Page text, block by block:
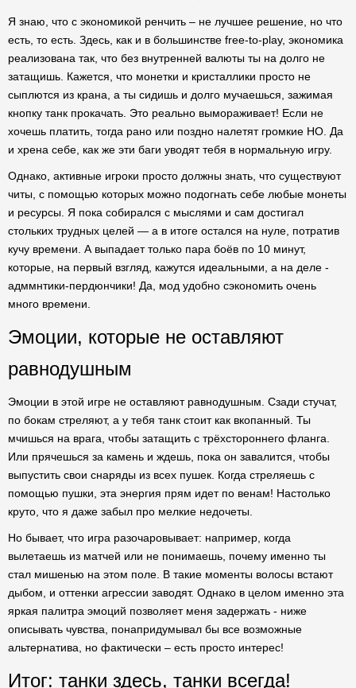
Я знаю, что с экономикой ренчить – не лучшее решение, но что
есть, то есть. Здесь, как и в большинстве free-to-play, экономика
реализована так, что без внутренней валюты ты на долго не
затащишь. Кажется, что монетки и кристаллики просто не
сыплются из крана, а ты сидишь и долго мучаешься, зажимая
кнопку танк прокачать. Это реально вымораживает! Если не
хочешь платить, тогда рано или поздно налетят громкие НО. Да
и хрена себе, как же эти баги уводят тебя в нормальную игру.
Однако, активные игроки просто должны знать, что существуют
читы, с помощью которых можно подогнать себе любые монеты
и ресурсы. Я пока собирался с мыслями и сам достигал
стольких трудных целей — а в итоге остался на нуле, потратив
кучу времени. А выпадает только пара боёв по 10 минут,
которые, на первый взгляд, кажутся идеальными, а на деле -
адммнтики-пердюнчики! Да, мод удобно сэкономить очень
много времени.
Эмоции, которые не оставляют
равнодушным
Эмоции в этой игре не оставляют равнодушным. Сзади стучат,
по бокам стреляют, а у тебя танк стоит как вкопанный. Ты
мчишься на врага, чтобы затащить с трёхстороннего фланга.
Или прячешься за камень и ждешь, пока он завалится, чтобы
выпустить свои снаряды из всех пушек. Когда стреляешь с
помощью пушки, эта энергия прям идет по венам! Настолько
круто, что я даже забыл про мелкие недочеты.
Но бывает, что игра разочаровывает: например, когда
вылетаешь из матчей или не понимаешь, почему именно ты
стал мишенью на этом поле. В такие моменты волосы встают
дыбом, и оттенки агрессии заводят. Однако в целом именно эта
яркая палитра эмоций позволяет меня задержать - ниже
описывать чувства, понапридумывал бы все возможные
альтернатива, но фактически – есть просто интерес!
Итог: танки здесь, танки всегда!